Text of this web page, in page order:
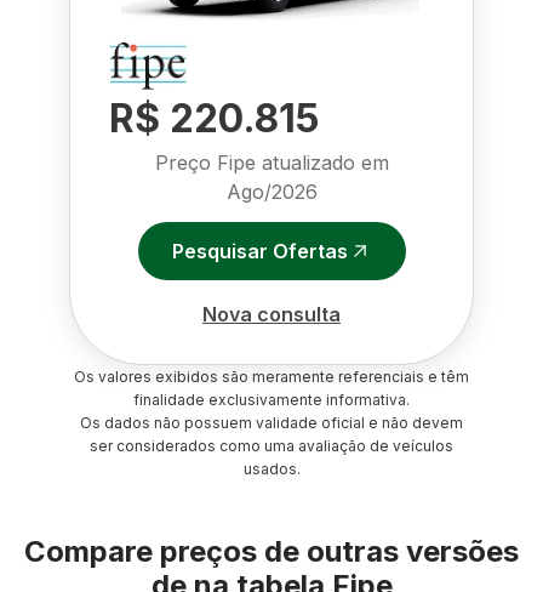
R$ 220.815
Preço Fipe atualizado em
Ago/2026
Pesquisar Ofertas
Nova consulta
Os valores exibidos são meramente referenciais e têm
finalidade exclusivamente informativa.
Os dados não possuem validade oficial e não devem
ser considerados como uma avaliação de veículos
usados.
Compare preços de outras versões